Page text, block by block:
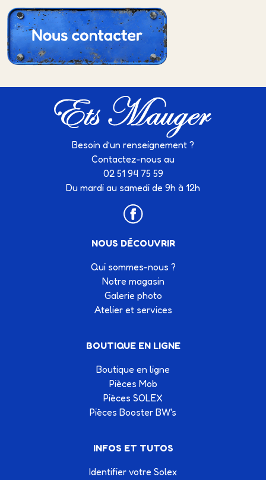
Besoin d’un renseignement ?
Contactez-nous au
02 51 94 75 59
Du mardi au samedi de 9h à 12h
NOUS DÉCOUVRIR
Qui sommes-nous ?
Notre magasin
Galerie photo
Atelier et services
BOUTIQUE EN LIGNE
Boutique en ligne
Pièces Mob
Pièces SOLEX
Pièces Booster BW's
INFOS ET TUTOS
Identifier votre Solex